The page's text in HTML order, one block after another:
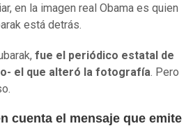
en la imagen real Obama es quien
está detrás.
fue el periódico estatal de
el que alteró la fotografía . Pero
cuenta el mensaje que emite